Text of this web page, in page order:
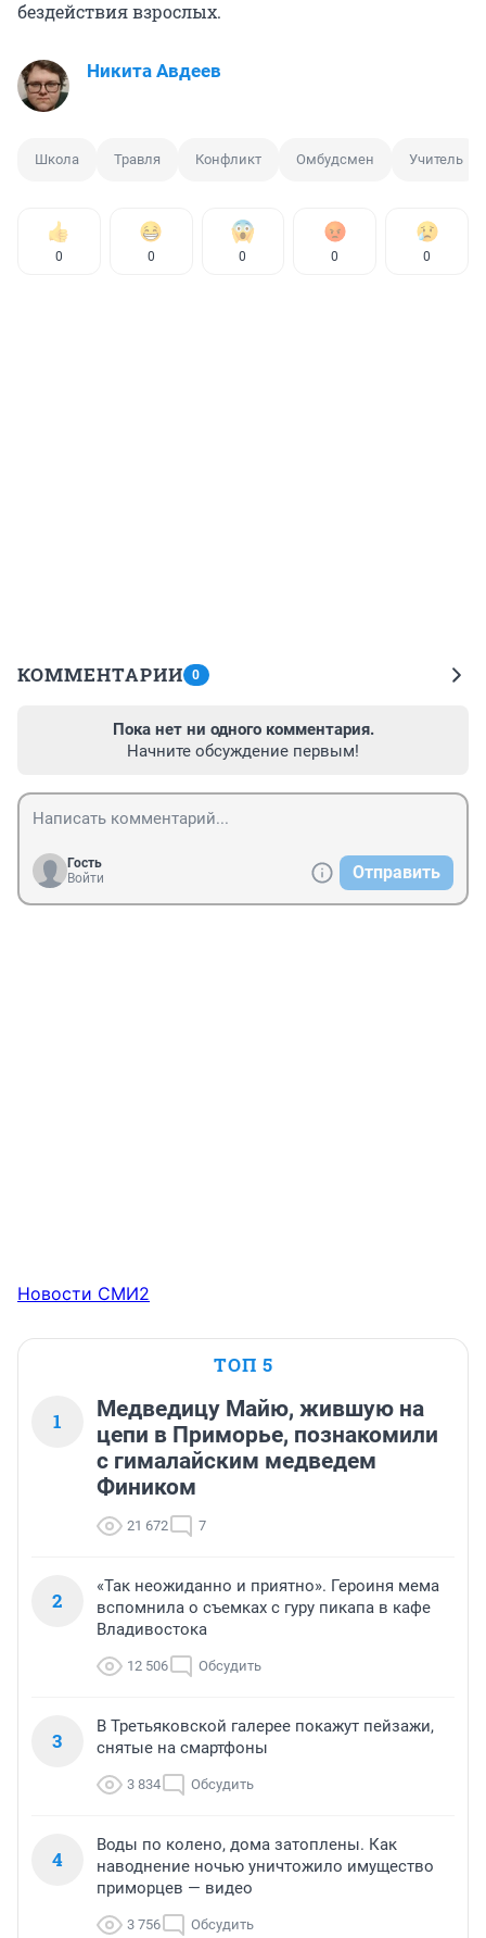
бездействия взрослых.
Никита Авдеев
Школа Травля Конфликт Омбудсмен Учитель
0 0 0 0 0
КОММЕНТАРИИ 0
Пока нет ни одного комментария.
Начните обсуждение первым!
Гость
Войти
Отправить
Новости СМИ2
ТОП 5
1
Медведицу Майю, жившую на
цепи в Приморье, познакомили
с гималайским медведем
Фиником
21 672 7
2
«Так неожиданно и приятно». Героиня мема
вспомнила о съемках с гуру пикапа в кафе
Владивостока
12 506 Обсудить
3
В Третьяковской галерее покажут пейзажи,
снятые на смартфоны
3 834 Обсудить
4
Воды по колено, дома затоплены. Как
наводнение ночью уничтожило имущество
приморцев — видео
3 756 Обсудить